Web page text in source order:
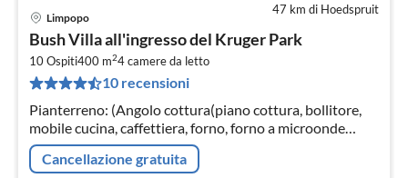
47 km di Hoedspruit
Limpopo
Bush Villa all'ingresso del Kruger Park
10 Ospiti400 m24camere da letto
10 recensioni
Pianterreno: (Angolo cottura(piano cottura, bollitore,
mobile cucina, caffettiera, forno, forno a microonde
combinato, lavastoviglie, frigo con congelatore)
Cancellazione gratuita